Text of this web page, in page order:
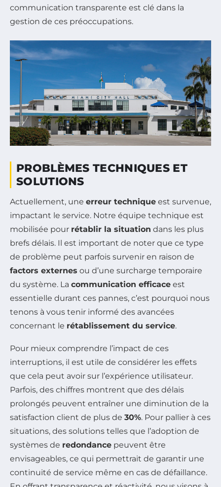
communication transparente est clé dans la
gestion de ces préoccupations.
PROBLÈMES TECHNIQUES ET
SOLUTIONS
Actuellement, une erreur technique est survenue,
impactant le service. Notre équipe technique est
mobilisée pour rétablir la situation dans les plus
brefs délais. Il est important de noter que ce type
de problème peut parfois survenir en raison de
factors externes ou d’une surcharge temporaire
du système. La communication efficace est
essentielle durant ces pannes, c’est pourquoi nous
tenons à vous tenir informé des avancées
concernant le rétablissement du service.
Pour mieux comprendre l’impact de ces
interruptions, il est utile de considérer les effets
que cela peut avoir sur l’expérience utilisateur.
Parfois, des chiffres montrent que des délais
prolongés peuvent entraîner une diminution de la
satisfaction client de plus de 30%. Pour pallier à ces
situations, des solutions telles que l’adoption de
systèmes de redondance peuvent être
envisageables, ce qui permettrait de garantir une
continuité de service même en cas de défaillance.